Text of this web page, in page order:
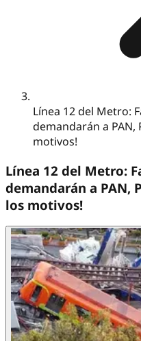
Línea 12 del Metro:
demandarán a PAN,
motivos!
Línea 12 del Metro:
demandarán a PAN,
los motivos!